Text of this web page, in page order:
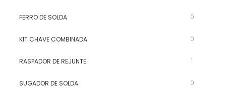
FERRO DE SOLDA 0
KIT CHAVE COMBINADA 0
RASPADOR DE REJUNTE 1
SUGADOR DE SOLDA 0